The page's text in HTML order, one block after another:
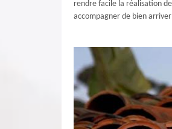
rendre facile la réalisation
accompagner de bien